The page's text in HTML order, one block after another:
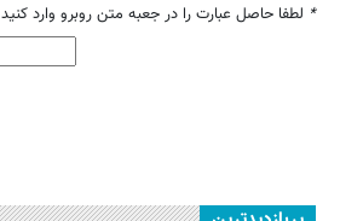
* لطفا حاصل عبارت را در جعبه متن روبرو وارد کنید